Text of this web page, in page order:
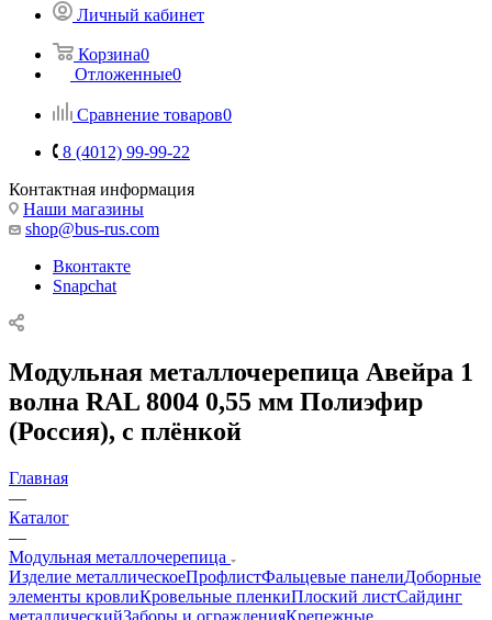
Личный кабинет
Корзина0
Отложенные0
Сравнение товаров0
8 (4012) 99-99-22
Контактная информация
Наши магазины
shop@bus-rus.com
Вконтакте
Snapchat
Модульная металлочерепица Авейра 1
волна RAL 8004 0,55 мм Полиэфир
(Россия), с плёнкой
Главная
—
Каталог
—
Модульная металлочерепица
Изделие металлическоеПрофлистФальцевые панелиДоборные
элементы кровлиКровельные пленкиПлоский листСайдинг
металлическийЗаборы и огражденияКрепежные